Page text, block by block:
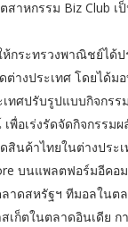
สาหกรรม Biz Club เ
ห้กระทรวงพาณิชย์ได้
ต่างประเทศ โดยได้ม
เทศปรับรูปแบบกิจกร
พื่อเร่งรัดจัดกิจกรรม
สินค้าไทยในต่างประ
บนแพลตฟอร์มอีคอ
าดสหรัฐฯ ทีมอลในต
ก็ตในตลาดอินเดีย ก